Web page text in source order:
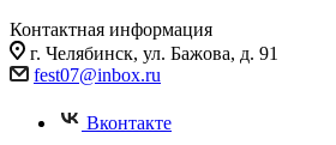
Контактная информация
г. Челябинск, ул. Бажова, д. 91
fest07@inbox.ru
Вконтакте